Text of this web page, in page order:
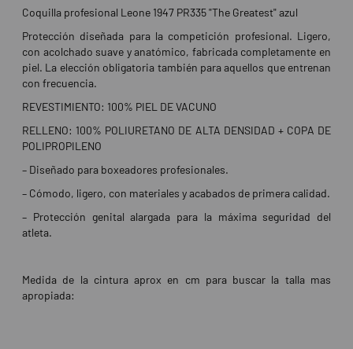
Coquilla profesional Leone 1947 PR335 "The Greatest" azul
Protección diseñada para la competición profesional. Ligero,
con acolchado suave y anatómico, fabricada completamente en
piel. La elección obligatoria también para aquellos que entrenan
con frecuencia.
REVESTIMIENTO: 100% PIEL DE VACUNO
RELLENO: 100% POLIURETANO DE ALTA DENSIDAD + COPA DE
POLIPROPILENO
– Diseñado para boxeadores profesionales.
– Cómodo, ligero, con materiales y acabados de primera calidad.
– Protección genital alargada para la máxima seguridad del
atleta.
Medida de la cintura aprox en cm para buscar la talla mas
apropiada: